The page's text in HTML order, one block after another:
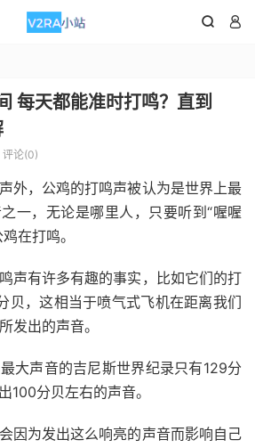
 
每天都能准时打鸣？直到
评论(0)
外，公鸡的打鸣声被认为是世界上最
一，无论是哪里人，只要听到“喔喔
在打鸣。
声有许多有趣的事实，比如它们的打
贝，这相当于喷气式飞机在距离我们
发出的声音。
大声音的吉尼斯世界纪录只有129分
100分贝左右的声音。
因为发出这么响亮的声音而影响自己